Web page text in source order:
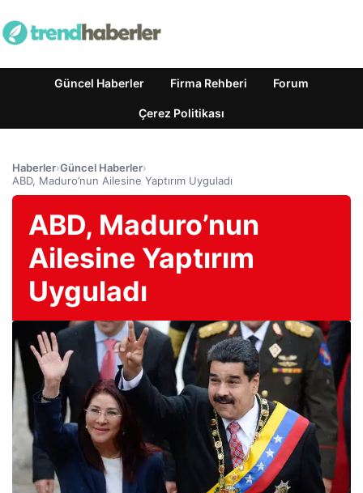
Güncel Haberler Firma Rehberi Forum
Çerez Politikası
Haberler›Güncel Haberler›
ABD, Maduro’nun Ailesine Yaptırım Uyguladı
ABD, Maduro’nun
Ailesine Yaptırım
Uyguladı